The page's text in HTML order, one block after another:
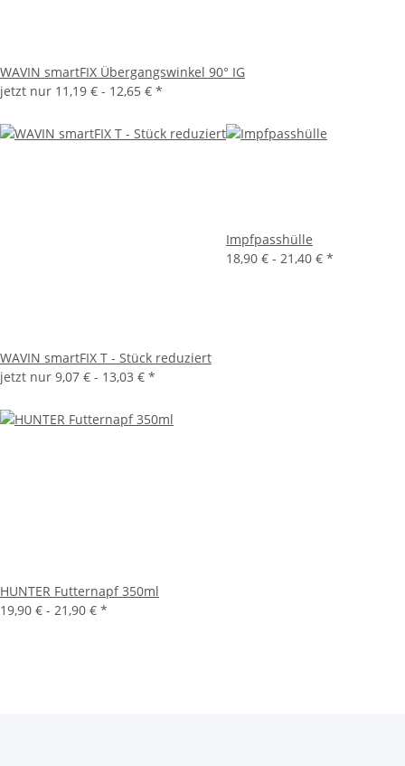
WAVIN smartFIX Übergangswinkel 90° IG
jetzt nur 11,19 € - 12,65 € *
WAVIN smartFIX T - Stück reduziert
jetzt nur 9,07 € - 13,03 € *
Impfpasshülle
18,90 € - 21,40 € *
HUNTER Futternapf 350ml
19,90 € - 21,90 € *